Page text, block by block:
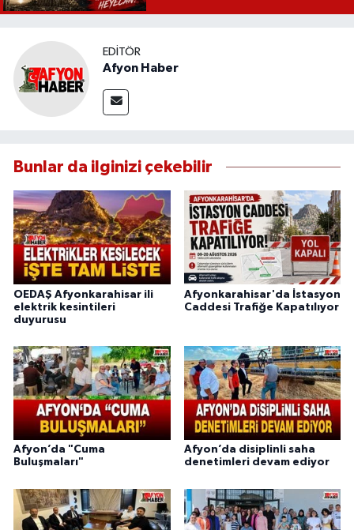
EDITÖR
Afyon Haber
Bunlar da ilginizi çekebilir
OEDAŞ Afyonkarahisar ili
elektrik kesintileri
duyurusu
Afyonkarahisar'da İstasyon
Caddesi Trafiğe Kapatılıyor
Afyon’da "Cuma
Buluşmaları"
Afyon’da disiplinli saha
denetimleri devam ediyor